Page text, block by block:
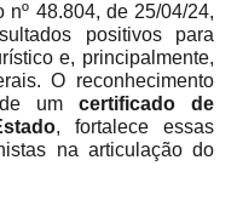
nº 48.804, de 25/04/24,
positivos para
e, principalmente,
O reconhecimento
de umcertificado de
, fortalece essas
na articulação do